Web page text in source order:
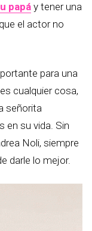
papá y tener una
el actor no
para una
cualquier cosa,
señorita
en su vida. Sin
Noli, siempre
darle lo mejor.